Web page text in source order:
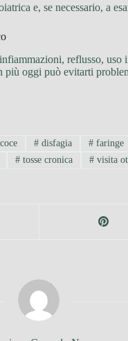
e, se necessario, a
reflusso, uso
oggi può evitarti
# disfagia # faringe
# tosse cronica # visita